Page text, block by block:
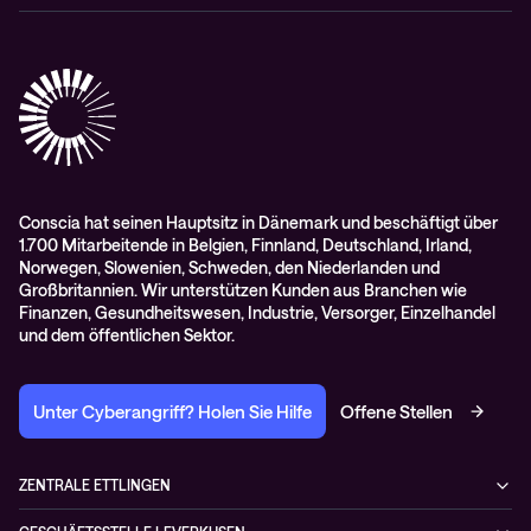
Cisco Webex
RMA-Antrag
AGB
Conscia hat seinen Hauptsitz in Dänemark und beschäftigt über
1.700 Mitarbeitende in Belgien, Finnland, Deutschland, Irland,
Norwegen, Slowenien, Schweden, den Niederlanden und
Großbritannien. Wir unterstützen Kunden aus Branchen wie
Finanzen, Gesundheitswesen, Industrie, Versorger, Einzelhandel
und dem öffentlichen Sektor.
Unter Cyberangriff? Holen Sie Hilfe Offene Stellen
ZENTRALE ETTLINGEN
Otto-Hahn-Str. 18